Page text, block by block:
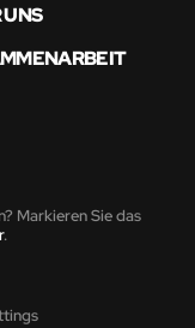
Markieren Sie das
.